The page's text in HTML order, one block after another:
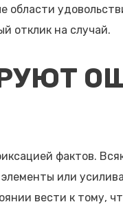
отклик на случай.
фактов.
или
вести к тому,